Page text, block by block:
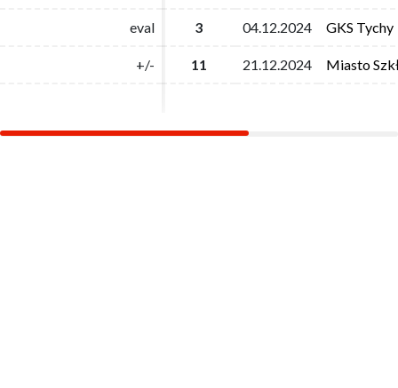
eval 3 04.12.2024 GKS Tychy
+/- 11 21.12.2024 Miasto
eval 3 04.12.2024 GKS Tychy
+/- 11 21.12.2024 Miasto